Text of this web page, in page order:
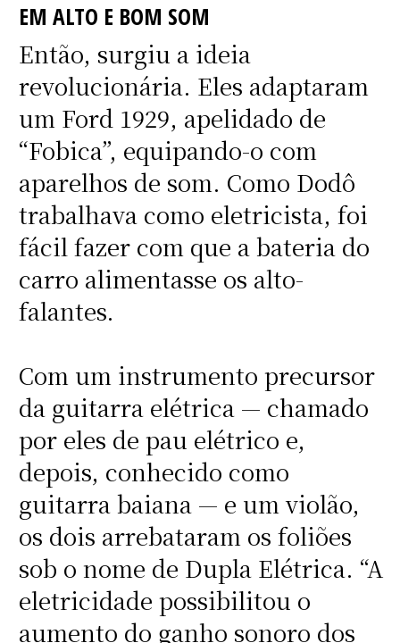
EM ALTO E BOM SOM
Então, surgiu a ideia
revolucionária. Eles adaptaram
um Ford 1929, apelidado de
“Fobica”, equipando-o com
aparelhos de som. Como Dodô
trabalhava como eletricista, foi
fácil fazer com que a bateria do
carro alimentasse os alto-
falantes.
Com um instrumento precursor
da guitarra elétrica — chamado
por eles de pau elétrico e,
depois, conhecido como
guitarra baiana — e um violão,
os dois arrebataram os foliões
sob o nome de Dupla Elétrica. “A
eletricidade possibilitou o
aumento do ganho sonoro dos